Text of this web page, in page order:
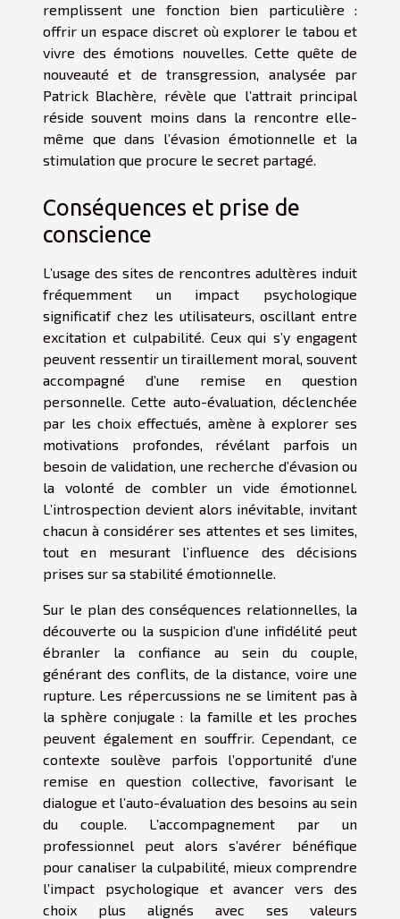
remplissent une fonction bien particulière :
offrir un espace discret où explorer le tabou et
vivre des émotions nouvelles. Cette quête de
nouveauté et de transgression, analysée par
Patrick Blachère, révèle que l’attrait principal
réside souvent moins dans la rencontre elle-
même que dans l’évasion émotionnelle et la
stimulation que procure le secret partagé.
Conséquences et prise de
conscience
L’usage des sites de rencontres adultères induit
fréquemment un impact psychologique
significatif chez les utilisateurs, oscillant entre
excitation et culpabilité. Ceux qui s’y engagent
peuvent ressentir un tiraillement moral, souvent
accompagné d’une remise en question
personnelle. Cette auto-évaluation, déclenchée
par les choix effectués, amène à explorer ses
motivations profondes, révélant parfois un
besoin de validation, une recherche d’évasion ou
la volonté de combler un vide émotionnel.
L’introspection devient alors inévitable, invitant
chacun à considérer ses attentes et ses limites,
tout en mesurant l’influence des décisions
prises sur sa stabilité émotionnelle.
Sur le plan des conséquences relationnelles, la
découverte ou la suspicion d’une infidélité peut
ébranler la confiance au sein du couple,
générant des conflits, de la distance, voire une
rupture. Les répercussions ne se limitent pas à
la sphère conjugale : la famille et les proches
peuvent également en souffrir. Cependant, ce
contexte soulève parfois l’opportunité d’une
remise en question collective, favorisant le
dialogue et l’auto-évaluation des besoins au sein
du couple. L’accompagnement par un
professionnel peut alors s’avérer bénéfique
pour canaliser la culpabilité, mieux comprendre
l’impact psychologique et avancer vers des
choix plus alignés avec ses valeurs